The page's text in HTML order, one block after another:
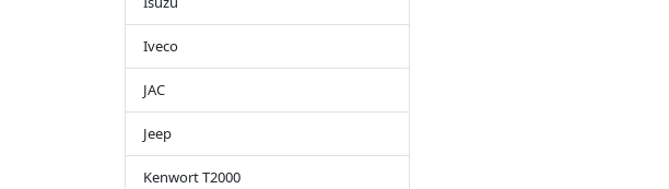
Iveco
JAC
Jeep
Kenwort T2000